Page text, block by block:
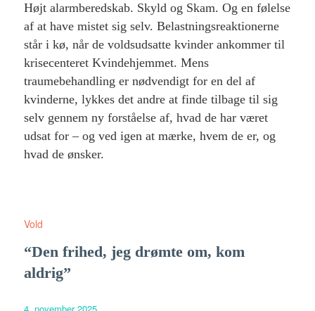
Højt alarmberedskab. Skyld og Skam. Og en følelse
af at have mistet sig selv. Belastningsreaktionerne
står i kø, når de voldsudsatte kvinder ankommer til
krisecenteret Kvindehjemmet. Mens
traumebehandling er nødvendigt for en del af
kvinderne, lykkes det andre at finde tilbage til sig
selv gennem ny forståelse af, hvad de har været
udsat for – og ved igen at mærke, hvem de er, og
hvad de ønsker.
“Den frihed, jeg drømte om, kom
aldrig”
Vold